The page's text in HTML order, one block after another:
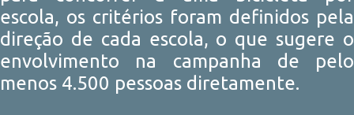
escola, os critérios foram definidos pela
direção de cada escola, o que sugere o
envolvimento na campanha de pelo
menos 4.500 pessoas diretamente.